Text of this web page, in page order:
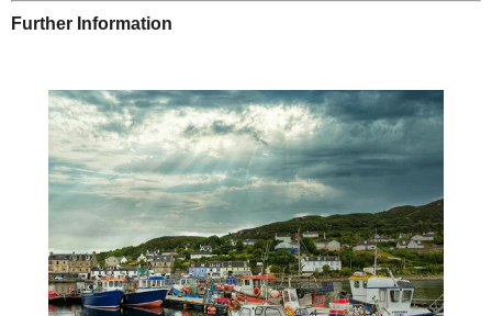
Further Information